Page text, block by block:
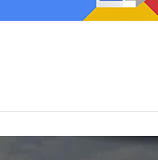
Перші роки
идеи выбора